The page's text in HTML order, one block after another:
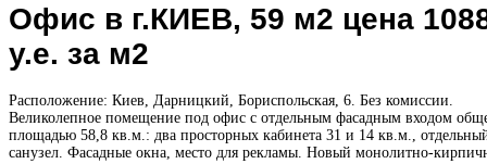
Офис в г.КИЕВ, 59 м2 цена
у.е. за м2
Расположение: Киев, Дарницкий, Бориспольская, 6. Без комиссии.
Великолепное помещение под офис с отдельным фасадным входом
площадью 58,8 кв.м.: два просторных кабинета 31 и 14 кв.м.,
санузел. Фасадные окна, место для рекламы. Новый монолитно-